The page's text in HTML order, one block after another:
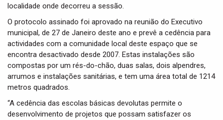
localidade onde decorreu a sessão.
O protocolo assinado foi aprovado na reunião do Executivo
municipal, de 27 de Janeiro deste ano e prevê a cedência para
actividades com a comunidade local deste espaço que se
encontra desactivado desde 2007. Estas instalações são
compostas por um rés-do-chão, duas salas, dois alpendres,
arrumos e instalações sanitárias, e tem uma área total de 1214
metros quadrados.
“A cedência das escolas básicas devolutas permite o
desenvolvimento de projetos que possam satisfazer os